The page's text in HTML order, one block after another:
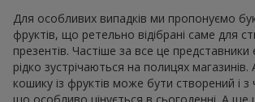
Для особливих випадків ми пропонуємо
фруктів, що ретельно відібрані саме для
презентів. Частіше за все це
рідко зустрічаються на полицях
кошику із фруктів може бути створений і з
що особливо цінується в сьогоденні. А